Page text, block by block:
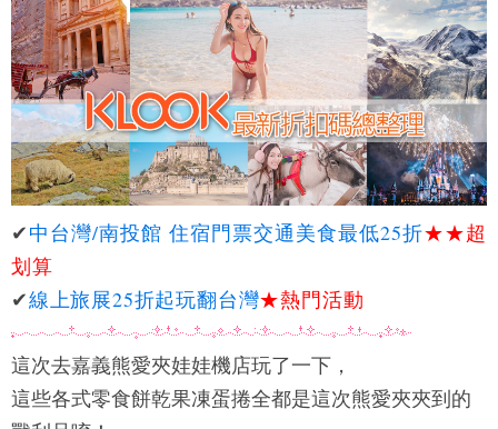
✔中台灣/南投館 住宿門票交通美食最低25折★★超
划算
✔線上旅展25折起玩翻台灣★熱門活動
這次去嘉義熊愛夾娃娃機店玩了一下，
這些各式零食餅乾果凍蛋捲全都是這次熊愛夾夾到的